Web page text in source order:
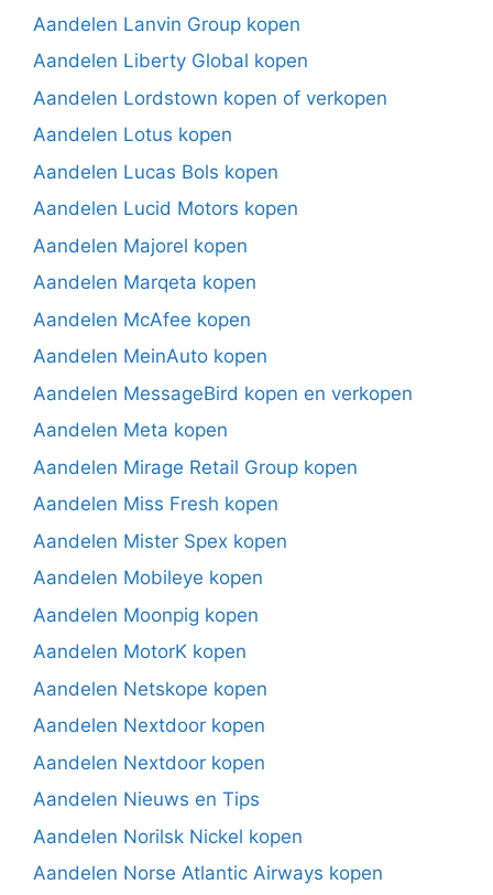
Aandelen Lanvin Group kopen
Aandelen Liberty Global kopen
Aandelen Lordstown kopen of verkopen
Aandelen Lotus kopen
Aandelen Lucas Bols kopen
Aandelen Lucid Motors kopen
Aandelen Majorel kopen
Aandelen Marqeta kopen
Aandelen McAfee kopen
Aandelen MeinAuto kopen
Aandelen MessageBird kopen en verkopen
Aandelen Meta kopen
Aandelen Mirage Retail Group kopen
Aandelen Miss Fresh kopen
Aandelen Mister Spex kopen
Aandelen Mobileye kopen
Aandelen Moonpig kopen
Aandelen MotorK kopen
Aandelen Netskope kopen
Aandelen Nextdoor kopen
Aandelen Nextdoor kopen
Aandelen Nieuws en Tips
Aandelen Norilsk Nickel kopen
Aandelen Norse Atlantic Airways kopen